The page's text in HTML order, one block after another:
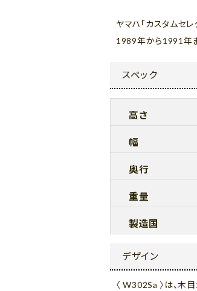
ヤマハ「カスタムセレ
1989年から1991年
スペック
高さ
幅
奥行
重量
製造国
デザイン
〈 W302Sa 〉は、木